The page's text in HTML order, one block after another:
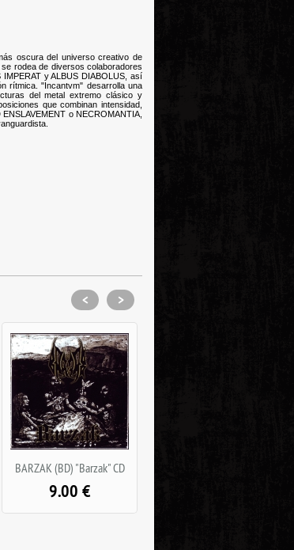
oscura del universo creativo de
rodea de diversos colaboradores
y ALBUS DIABOLUS, así
rítmica. "Incantvm" desarrolla una
del metal extremo clásico y
que combinan intensidad,
o NECROMANTIA,
BLACK HATE (MX) "Through
the Darkness" DIGIPACK
10.00€
< >